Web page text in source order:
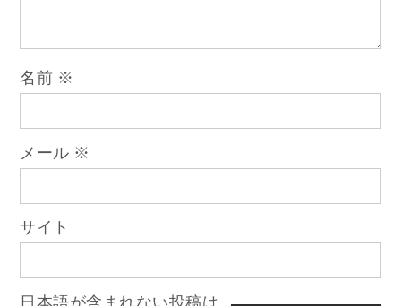
ョ
ン
名前 ※
メール ※
サイト
日本語が含まれない投稿は